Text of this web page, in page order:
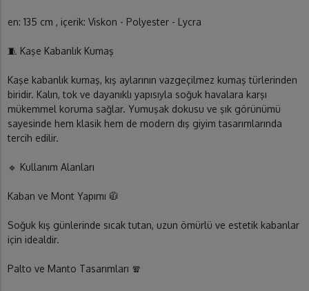
en: 135 cm , içerik: Viskon - Polyester - Lycra
🧵 Kaşe Kabanlık Kumaş
Kaşe kabanlık kumaş, kış aylarının vazgeçilmez kumaş türlerinden
biridir. Kalın, tok ve dayanıklı yapısıyla soğuk havalara karşı
mükemmel koruma sağlar. Yumuşak dokusu ve şık görünümü
sayesinde hem klasik hem de modern dış giyim tasarımlarında
tercih edilir.
🔹 Kullanım Alanları
Kaban ve Mont Yapımı 🧥
Soğuk kış günlerinde sıcak tutan, uzun ömürlü ve estetik kabanlar
için idealdir.
Palto ve Manto Tasarımları 🧣